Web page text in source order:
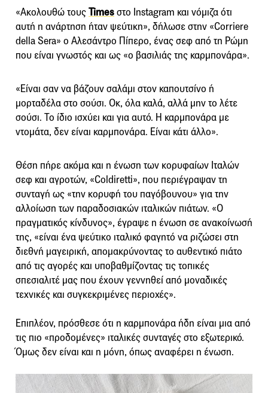
«Ακολουθώ τουςTimesστο Instagram και νόμιζα ότι
αυτή η ανάρτηση ήταν ψεύτικη», δήλωσε στην «Corriere
della Sera» ο Αλεσάντρο Πίπερο, ένας σεφ από τη Ρώμη
που είναι γνωστός και ως «ο βασιλιάς της καρμπονάρα».
«Είναι σαν να βάζουν σαλάμι στον καπουτσίνο ή
μορταδέλα στο σούσι. Οκ, όλα καλά, αλλά μην το λέτε
σούσι. Το ίδιο ισχύει και για αυτό. Η καρμπονάρα με
ντομάτα, δεν είναι καρμπονάρα. Είναι κάτι άλλο».
Θέση πήρε ακόμα και η ένωση των κορυφαίων Ιταλών
σεφ και αγροτών, «Coldiretti», που περιέγραψαν τη
συνταγή ως «την κορυφή του παγόβουνου» για την
αλλοίωση των παραδοσιακών ιταλικών πιάτων. «Ο
πραγματικός κίνδυνος», έγραψε η ένωση σε ανακοίνωσή
της, «είναι ένα ψεύτικο ιταλικό φαγητό να ριζώσει στη
διεθνή μαγειρική, απομακρύνοντας το αυθεντικό πιάτο
από τις αγορές και υποβαθμίζοντας τις τοπικές
σπεσιαλιτέ μας που έχουν γεννηθεί από μοναδικές
τεχνικές και συγκεκριμένες περιοχές».
Επιπλέον, πρόσθεσε ότι η καρμπονάρα ήδη είναι μια από
τις πιο «προδομένες» ιταλικές συνταγές στο εξωτερικό.
Όμως δεν είναι και η μόνη, όπως αναφέρει η ένωση.